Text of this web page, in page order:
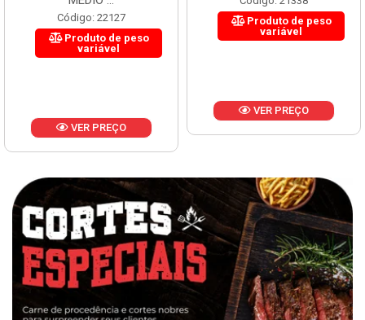
Código: 22127
Produto de peso
variável
VER PREÇO
Produto de peso
variável
VER PREÇO